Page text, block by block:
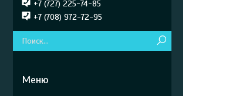
+7 (727) 225-74-85
+7 (708) 972-72-95